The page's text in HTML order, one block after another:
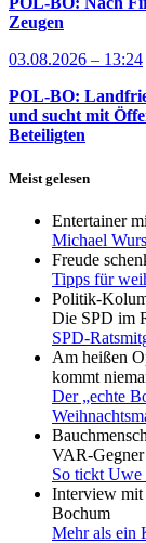
Zeugen
03.08.2026 – 13:24
POL-BO:
und sucht mit
Beteiligten
Meist gelesen
Entertainer
Michael
Freude
Tipps für
Politik-
Die SPD im
SPD-
Am heißen
kommt
Der „echte
VAR-Gegner
So tickt Uwe
Interview
Bochum
Mehr als ein